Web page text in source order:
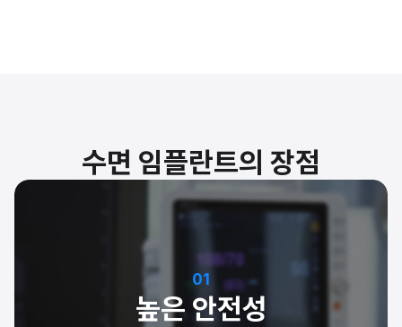
수면 임플란트의 장점
01
높은 안전성